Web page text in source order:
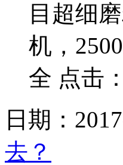
目超细
机，
全 点击
日期：
去？